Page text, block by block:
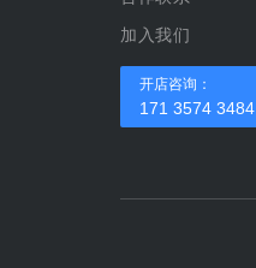
加入我们
开店咨询：
171 3574 3484